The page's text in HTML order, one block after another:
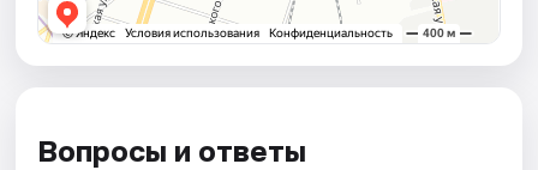
Вопросы и ответы